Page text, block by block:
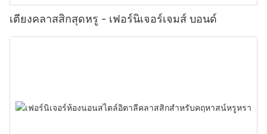
เตียงคลาสสิกสุดหรู - เฟอร์นิเจอร์เจมส์ บอนด์